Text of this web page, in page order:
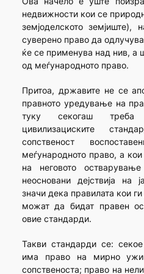
недвижности кои се
земјоделското
суверено право да
ќе се применува над нив, а
од меѓународното право.
Притоа, државите не се
правното уредување на
туку секогаш
цивилизациските
сопственост
меѓународното право, а
на неговото
неосновани дејствија на
значи дека правилата кои
можат да бидат правен
овие стандарди.
Такви стандарди се:
има право на мирно
сопственоста; право на